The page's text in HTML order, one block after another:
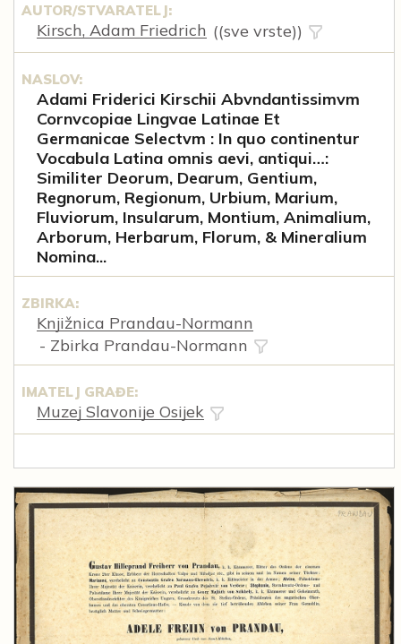
AUTOR/STVARATELJ:
Kirsch, Adam Friedrich ((sve vrste))
NASLOV:
Adami Friderici Kirschii Abvndantissimvm
Cornvcopiae Lingvae Latinae Et
Germanicae Selectvm : In quo continentur
Vocabula Latina omnis aevi, antiqui…:
Similiter Deorum, Dearum, Gentium,
Regnorum, Regionum, Urbium, Marium,
Fluviorum, Insularum, Montium, Animalium,
Arborum, Herbarum, Florum, & Mineralium
Nomina...
ZBIRKA:
Knjižnica Prandau-Normann
- Zbirka Prandau-Normann
IMATELJ GRAĐE:
Muzej Slavonije Osijek